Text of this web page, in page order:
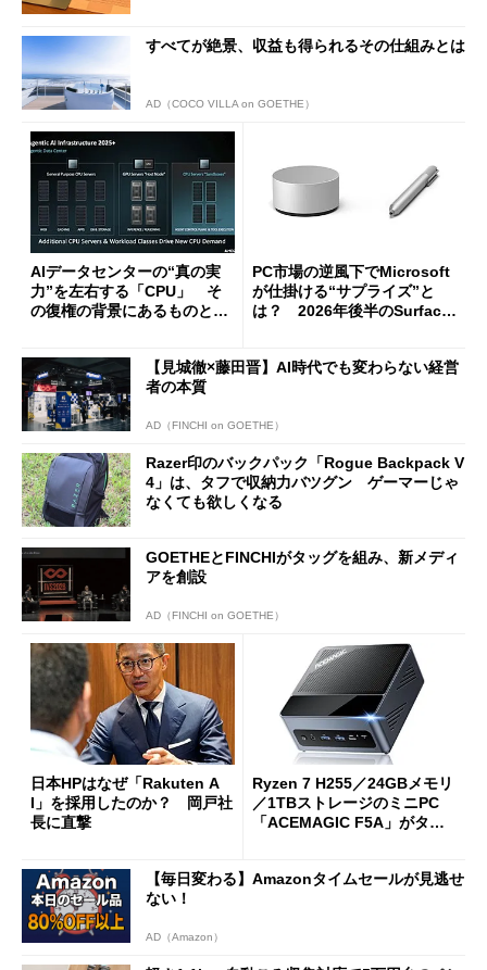
すべてが絶景、収益も得られるその仕組みとは
AD（COCO VILLA on GOETHE）
AIデータセンターの“真の実
力”を左右する「CPU」 そ
の復権の背景にあるものと
PC市場の逆風下でMicrosoft
が仕掛ける“サプライズ”と
は？ 2026年後半のSurface
【見城徹×藤田晋】AI時代でも変わらない経営
者の本質
AD（FINCHI on GOETHE）
Razer印のバックパック「Rogue Backpack V
4」は、タフで収納力バツグン ゲーマーじゃ
なくても欲しくなる
GOETHEとFINCHIがタッグを組み、新メディ
アを創設
AD（FINCHI on GOETHE）
日本HPはなぜ「Rakuten A
I」を採用したのか？ 岡戸社
長に直撃
Ryzen 7 H255／24GBメモリ
／1TBストレージのミニPC
「ACEMAGIC F5A」がタイ
【毎日変わる】Amazonタイムセールが見逃せ
ない！
AD（Amazon）